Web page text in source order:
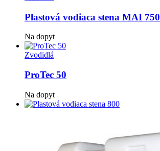
Plastová vodiaca stena MAI 750
Na dopyt
Zvodidlá
ProTec 50
Na dopyt